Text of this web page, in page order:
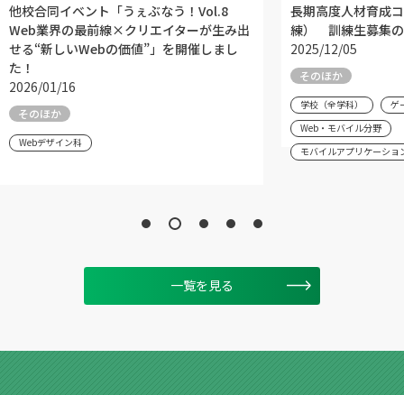
他校合同イベント「うぇぶなう！Vol.8
Web業界の最前線×クリエイターが生み出
せる“新しいWebの価値”」を開催しまし
た！
2026/01/16
そのほか
Webデザイン科
長期高度人材育成
練） 訓練生募集
2025/12/05
そのほか
学校（全学科）
ゲ
Web・モバイル分野
モバイルアプリケーショ
一覧を見る